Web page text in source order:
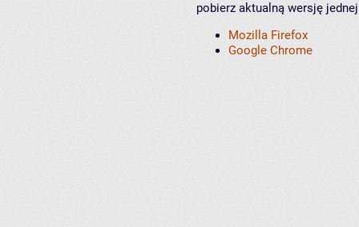
pobierz aktualną wersję
Mozilla Firefox
Google Chrome